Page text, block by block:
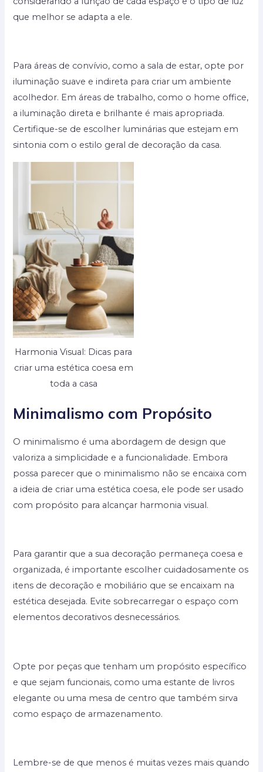
que melhor se adapta a ele.
Para áreas de convívio, como a sala de estar, opte por
iluminação suave e indireta para criar um ambiente
acolhedor. Em áreas de trabalho, como o home office,
a iluminação direta e brilhante é mais apropriada.
Certifique-se de escolher luminárias que estejam em
sintonia com o estilo geral de decoração da casa.
Harmonia Visual: Dicas para
criar uma estética coesa em
toda a casa
Minimalismo com Propósito
O minimalismo é uma abordagem de design que
valoriza a simplicidade e a funcionalidade. Embora
possa parecer que o minimalismo não se encaixa com
a ideia de criar uma estética coesa, ele pode ser usado
com propósito para alcançar harmonia visual.
Para garantir que a sua decoração permaneça coesa e
organizada, é importante escolher cuidadosamente os
itens de decoração e mobiliário que se encaixam na
estética desejada. Evite sobrecarregar o espaço com
elementos decorativos desnecessários.
Opte por peças que tenham um propósito específico
e que sejam funcionais, como uma estante de livros
elegante ou uma mesa de centro que também sirva
como espaço de armazenamento.
Lembre-se de que menos é muitas vezes mais quando